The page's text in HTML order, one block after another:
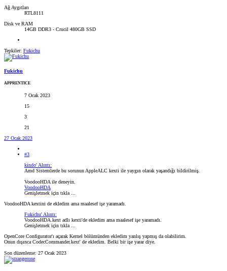
Ağ Aygıtları
RTL8111
Disk ve RAM
14GB DDR3 - Crucil 480GB SSD
Tepkiler: Fukichu
Fukichu
APPRENTICE
7 Ocak 2023
15
3
21
27 Ocak 2023
#3
kindo' Alıntı:
Amd Sistemlerde bu sorunun AppleALC kexti ile yaygın olarak yaşandığı bildirilmiş.
VoodooHDA ile deneyin.
VoodooHDA
Genişletmek için tıkla ...
VoodooHDA kextini de ekledim ama maalesef işe yaramadı.
Fukichu' Alıntı:
VoodooHDA.kext adlı kexti'de ekledim ama maalesef işe yaramadı.
Genişletmek için tıkla ...
OpenCore Configurator'ı açarak Kernel bölümünden ekledim yanlış yapmış da olabilirim.
Onun dışınca CodecCommander.kext' de ekledim. Belki bir işe yarar diye.
Son düzenleme: 27 Ocak 2023